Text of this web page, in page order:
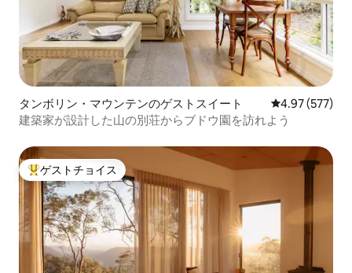
タンボリン・マウンテンのゲストスイート レビュー577
4.97 (577)
建築家が設計した山の別荘からブドウ園を訪れよう
大好評のゲストチョイスです。
ゲストチョイス